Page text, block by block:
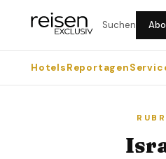
Suchen
HotelsReportagen